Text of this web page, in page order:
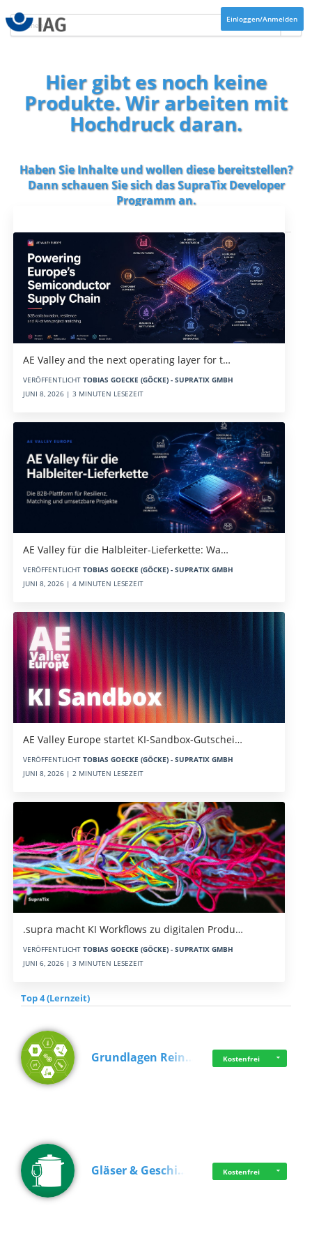
Einloggen/Anmelden
Hier gibt es noch keine
Produkte. Wir arbeiten mit
Hochdruck daran.
Haben Sie Inhalte und wollen diese bereitstellen?
Dann schauen Sie sich dasSupraTix Developer
Programman.
AE Valley and the next operating layer for t…
VERÖFFENTLICHT TOBIAS GOECKE (GÖCKE) - SUPRATIX GMBH
JUNI 8, 2026 | 3 MINUTEN LESEZEIT
AE Valley für die Halbleiter-Lieferkette: Wa…
VERÖFFENTLICHT TOBIAS GOECKE (GÖCKE) - SUPRATIX GMBH
JUNI 8, 2026 | 4 MINUTEN LESEZEIT
AE Valley Europe startet KI-Sandbox-Gutschei…
VERÖFFENTLICHT TOBIAS GOECKE (GÖCKE) - SUPRATIX GMBH
JUNI 8, 2026 | 2 MINUTEN LESEZEIT
.supra macht KI Workflows zu digitalen Produ…
VERÖFFENTLICHT TOBIAS GOECKE (GÖCKE) - SUPRATIX GMBH
JUNI 6, 2026 | 3 MINUTEN LESEZEIT
Top 4 (Lernzeit)
Grundlagen Rein… Kostenfrei
Gläser & Geschi… Kostenfrei